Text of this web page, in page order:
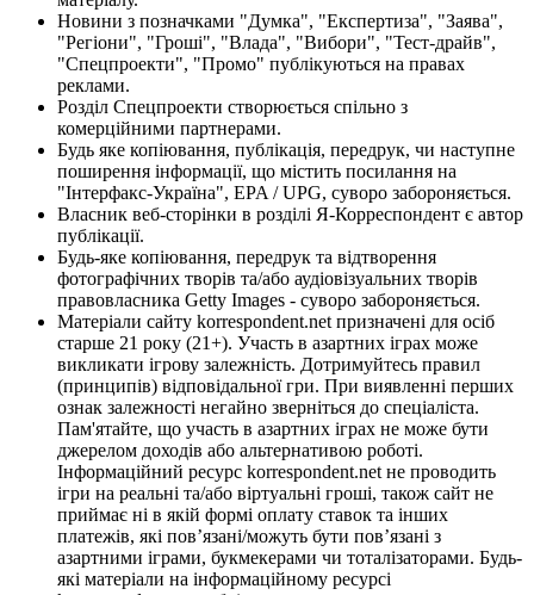
Новини з позначками "Думка", "Експертиза", "Заява",
"Регіони", "Гроші", "Влада", "Вибори", "Тест-драйв",
"Спецпроекти", "Промо" публікуються на правах
реклами.
Розділ Спецпроекти створюється спільно з
комерційними партнерами.
Будь яке копіювання, публікація, передрук, чи наступне
поширення інформації, що містить посилання на
"Інтерфакс-Україна", EPA / UPG, суворо забороняється.
Власник веб-сторінки в розділі Я-Корреспондент є автор
публікації.
Будь-яке копіювання, передрук та відтворення
фотографічних творів та/або аудіовізуальних творів
правовласника Getty Images - суворо забороняється.
Матеріали сайту korrespondent.net призначені для осіб
старше 21 року (21+). Участь в азартних іграх може
викликати ігрову залежність. Дотримуйтесь правил
(принципів) відповідальної гри. При виявленні перших
ознак залежності негайно зверніться до спеціаліста.
Пам'ятайте, що участь в азартних іграх не може бути
джерелом доходів або альтернативою роботі.
Інформаційний ресурс korrespondent.net не проводить
ігри на реальні та/або віртуальні гроші, також сайт не
приймає ні в якій формі оплату ставок та інших
платежів, які пов’язані/можуть бути пов’язані з
азартними іграми, букмекерами чи тоталізаторами. Будь-
які матеріали на інформаційному ресурсі